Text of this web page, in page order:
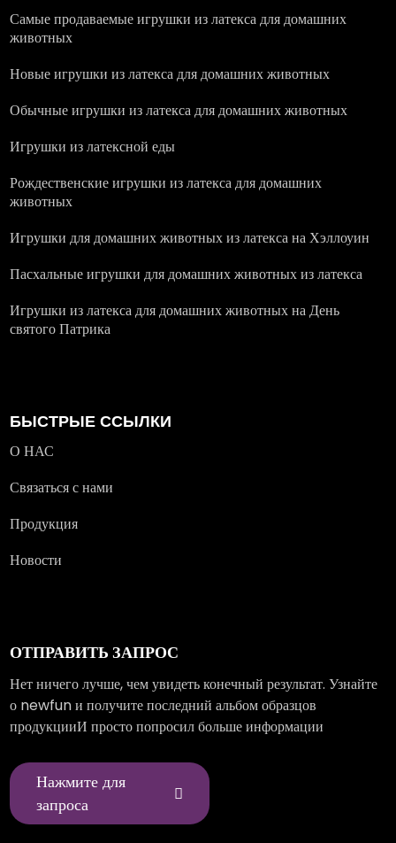
Самые продаваемые игрушки из латекса для домашних
животных
Новые игрушки из латекса для домашних животных
Обычные игрушки из латекса для домашних животных
Игрушки из латексной еды
Рождественские игрушки из латекса для домашних
животных
Игрушки для домашних животных из латекса на Хэллоуин
Пасхальные игрушки для домашних животных из латекса
Игрушки из латекса для домашних животных на День
святого Патрика
БЫСТРЫЕ ССЫЛКИ
О НАС
Связаться с нами
Продукция
Новости
ОТПРАВИТЬ ЗАПРОС
Нет ничего лучше, чем увидеть конечный результат. Узнайте
о newfun и получите последний альбом образцов
продукцииИ просто попросил больше информации
Нажмите для
запроса